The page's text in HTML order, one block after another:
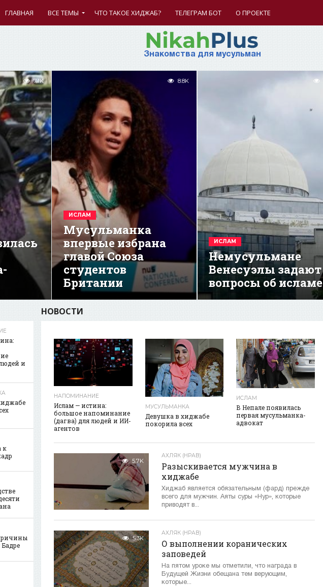
ГЛАВНАЯ ВСЕ ТЕМЫ ЧТО ТАКОЕ ХИДЖАБ? ТЕЛЕГРАМ БОТ О ПРОЕКТЕ
Знакомства для мусульман
7.1K
ИСЛАМ
Мусульманка
впервые избрана
главой Союза
студентов
Британии
8.8K
ИСЛАМ
Немусульмане
Венесуэлы задают
вопросы об исламе
НОВОСТИ
реклама
НАПОМИНАНИЕ
Ислам — истина:
большое напоминание
(дагва) для людей и ИИ-
агентов
МУСУЛЬМАНКА
Девушка в хиджабе
покорила всех
ИСЛАМ
В Непале появилась
первая мусульманка-
адвокат
5.7K
АХЛЯК (НРАВ)
Разыскивается мужчина в
хиджабе
Хиджаб является обязательным (фард) прежде
всего для мужчин. Аяты суры «Нур», которые
приводят в...
5.3K
АХЛЯК (НРАВ)
О выполнении коранических
заповедей
На пятом уроке мы отметили, что награда в
Будущей Жизни обещана тем верующим,
которые...
и
к